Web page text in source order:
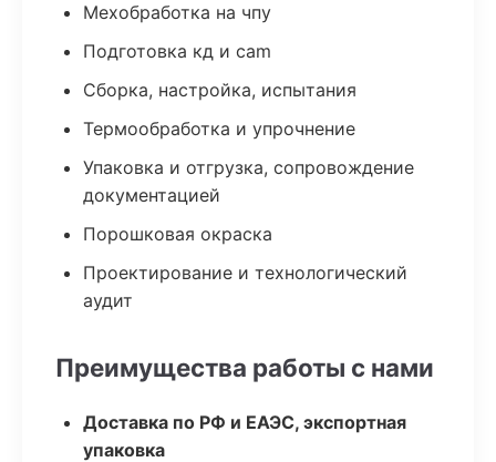
Мехобработка на чпу
Подготовка кд и cam
Сборка, настройка, испытания
Термообработка и упрочнение
Упаковка и отгрузка, сопровождение
документацией
Порошковая окраска
Проектирование и технологический
аудит
Преимущества работы с нами
Доставка по РФ и ЕАЭС, экспортная
упаковка